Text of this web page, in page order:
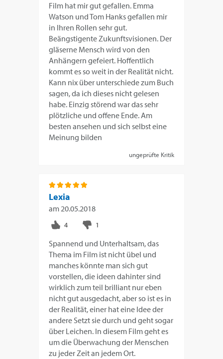
Film hat mir gut gefallen. Emma
Watson und Tom Hanks gefallen mir
in Ihren Rollen sehr gut.
Beängstigente Zukunftsvisionen. Der
gläserne Mensch wird von den
Anhängern gefeiert. Hoffentlich
kommt es so weit in der Realität nicht.
Kann nix über unterschiede zum Buch
sagen, da ich dieses nicht gelesen
habe. Einzig störend war das sehr
plötzliche und offene Ende. Am
besten ansehen und sich selbst eine
Meinung bilden
ungeprüfte Kritik
Lexia
am20.05.2018
Spannend und Unterhaltsam, das
Thema im Film ist nicht übel und
manches könnte man sich gut
vorstellen, die ideen dahinter sind
wirklich zum teil brilliant nur eben
nicht gut ausgedacht, aber so ist es in
der Realität, einer hat eine Idee der
andere Setzt sie durch und geht sogar
über Leichen. In diesem Film geht es
um die Überwachung der Menschen
zu jeder Zeit an jedem Ort.